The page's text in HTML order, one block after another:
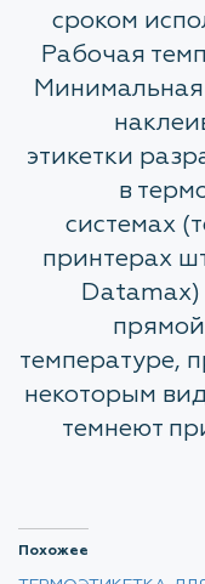
сроком
Рабочая
Минимальная
этикетки
в
системах
принтерах
Datamax)
прямой
температуре,
некоторым
темнеют
Похожее